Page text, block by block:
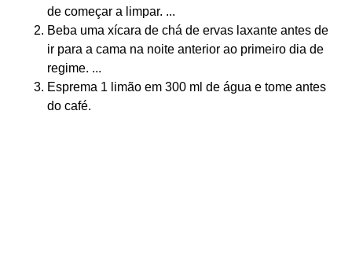
de começar a limpar. ...
Beba uma xícara de chá de ervas laxante antes de
ir para a cama na noite anterior ao primeiro dia de
regime. ...
Esprema 1 limão em 300 ml de água e tome antes
do café.